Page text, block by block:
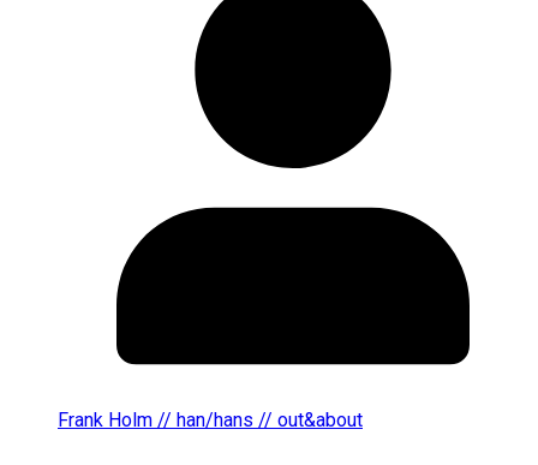
Frank Holm // han/hans // out&about